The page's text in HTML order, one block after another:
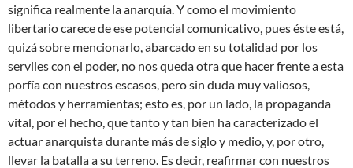
significa realmente la anarquía. Y como el movimiento
libertario carece de ese potencial comunicativo, pues éste está,
quizá sobre mencionarlo, abarcado en su totalidad por los
serviles con el poder, no nos queda otra que hacer frente a esta
porfía con nuestros escasos, pero sin duda muy valiosos,
métodos y herramientas; esto es, por un lado, la propaganda
vital, por el hecho, que tanto y tan bien ha caracterizado el
actuar anarquista durante más de siglo y medio, y, por otro,
llevar la batalla a su terreno. Es decir, reafirmar con nuestros